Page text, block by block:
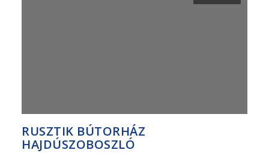
RUSZTIK BÚTORHÁZ
HAJDÚSZOBOSZLÓ